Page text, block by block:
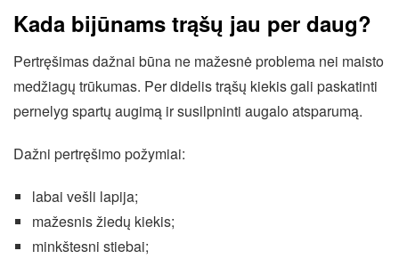
Kada bijūnams trąšų jau per daug?
Pertręšimas dažnai būna ne mažesnė problema nei maisto
medžiagų trūkumas. Per didelis trąšų kiekis gali paskatinti
pernelyg spartų augimą ir susilpninti augalo atsparumą.
Dažni pertręšimo požymiai:
labai vešli lapija;
mažesnis žiedų kiekis;
minkštesni stiebai;